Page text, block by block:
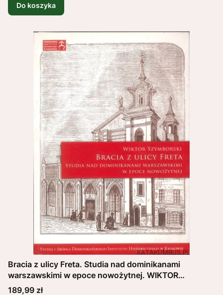
Do koszyka
Bracia z ulicy Freta. Studia nad dominikanami
warszawskimi w epoce nowożytnej. WIKTOR
SZYMBORSKI
Cena
189,99 zł